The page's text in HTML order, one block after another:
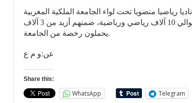
يشار إلى أن مدينة فاس تتوفر على 70 ناديا رياضيا منضويا تحت لواء الجامعة الملكية المغربية
للكراطي وأساليب مشتركة، يمارس فيها حوالي 10 آلاف رياضي ورياضية، ضمنهم أزيد من 3 آلاف
يحملون رخصة من الجامعة.
عن:و م ع
Share this:
WhatsApp Telegram